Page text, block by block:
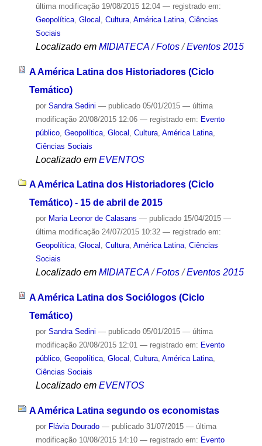
última modificação19/08/2015 12:04 — registrado em:
Geopolítica, Glocal , Cultura, América Latina, Ciências
Sociais
Localizado em MIDIATECA /Fotos /Eventos 2015
A América Latina dos Historiadores (Ciclo
Temático)
por Sandra Sedini — publicado05/01/2015 — última
modificação20/08/2015 12:06 — registrado em: Evento
público, Geopolítica, Glocal Cultura, América Latina,
Ciências Sociais
Localizado em EVENTOS
A América Latina dos Historiadores (Ciclo
Temático) - 15 de abril de 2015
por Maria Leonor de Calasans — publicado15/04/2015 —
última modificação24/07/2015 10:32 — registrado em:
Geopolítica, Glocal , Cultura, América Latina, Ciências
Sociais
Localizado em MIDIATECA /Fotos /Eventos 2015
A América Latina dos Sociólogos (Ciclo
Temático)
por Sandra Sedini — publicado05/01/2015 — última
modificação20/08/2015 12:01 — registrado em: Evento
público, Geopolítica, Glocal , Cultura, América Latina,
Ciências Sociais
Localizado em EVENTOS
A América Latina segundo os economistas
por Flávia Dourado — publicado31/07/2015 — última
modificação10/08/2015 14:10 — registrado em: Evento